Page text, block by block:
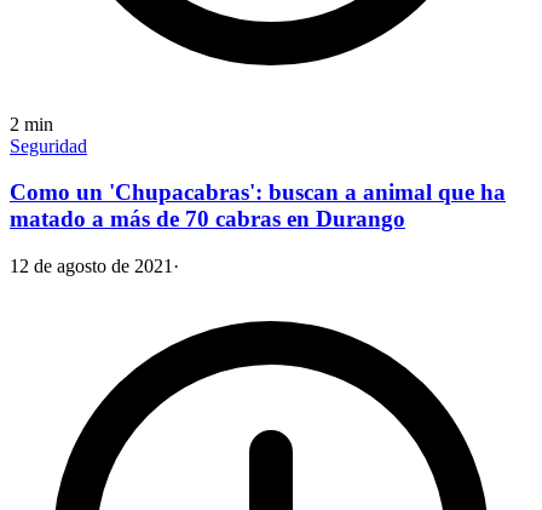
2 min
Seguridad
Como un 'Chupacabras': buscan a animal que ha
matado a más de 70 cabras en Durango
12 de agosto de 2021 ·